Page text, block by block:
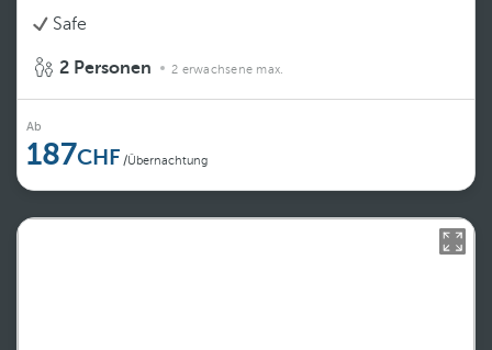
Safe
2 Personen 2 erwachsene max.
Ab
187 /Übernachtung